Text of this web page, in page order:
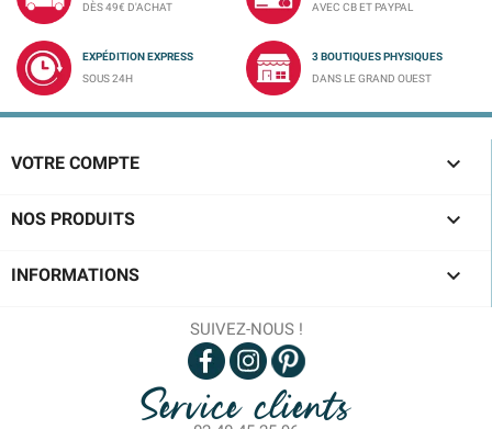
DÈS 49€ D'ACHAT
AVEC CB ET PAYPAL
EXPÉDITION EXPRESS
SOUS 24H
3 BOUTIQUES PHYSIQUES
DANS LE GRAND OUEST
VOTRE COMPTE 
NOS PRODUITS 
INFORMATIONS 
SUIVEZ-NOUS !
Service clients